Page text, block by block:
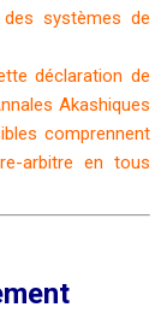
systèmes de
déclaration de
Akashiques
comprennent
arbitre en tous